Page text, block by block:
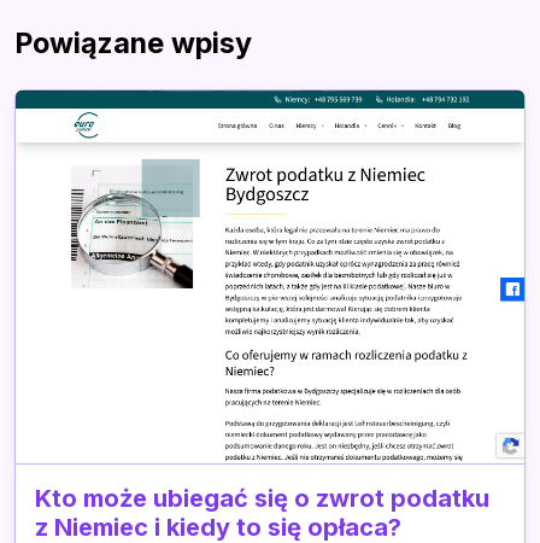
Powiązane wpisy
Kto może ubiegać się o zwrot podatku
z Niemiec i kiedy to się opłaca?